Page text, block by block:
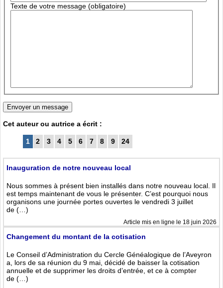
Texte de votre message (obligatoire)
Cet auteur ou autrice a écrit :
1 2 3 4 5 6 7 8 9 24
Inauguration de notre nouveau local
Nous sommes à présent bien installés dans notre nouveau local. Il
est temps maintenant de vous le présenter. C’est pourquoi nous
organisons une journée portes ouvertes le vendredi 3 juillet
de (…)
Article mis en ligne le 18 juin 2026
Changement du montant de la cotisation
Le Conseil d’Administration du Cercle Généalogique de l’Aveyron
a, lors de sa réunion du 9 mai, décidé de baisser la cotisation
annuelle et de supprimer les droits d’entrée, et ce à compter
de (…)